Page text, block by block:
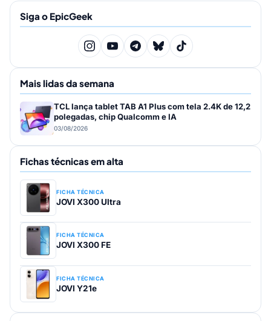
Siga o EpicGeek
Mais lidas da semana
TCL lança tablet TAB A1 Plus com tela 2.4K de 12,2
polegadas, chip Qualcomm e IA
03/08/2026
Fichas técnicas em alta
FICHA TÉCNICA
JOVI X300 Ultra
FICHA TÉCNICA
JOVI X300 FE
FICHA TÉCNICA
JOVI Y21e